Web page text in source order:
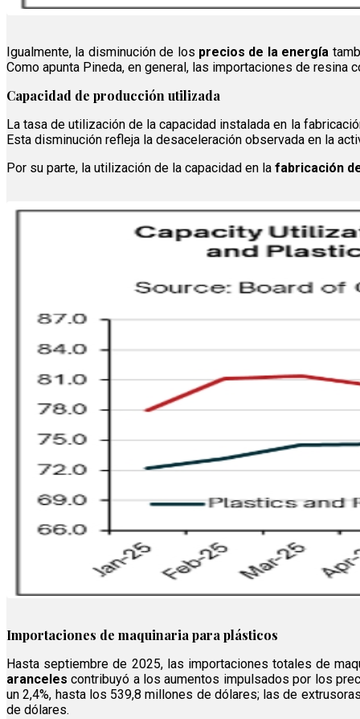
Igualmente, la disminución de los precios de la energía
Como apunta Pineda, en general, las importaciones de
Capacidad de producción utilizada
La tasa de utilización de la capacidad instalada en la
Esta disminución refleja la desaceleración observada en la
Por su parte, la utilización de la capacidad en la fabricación
Importaciones de maquinaria para plásticos
Hasta septiembre de 2025, las importaciones totales de
aranceles contribuyó a los aumentos impulsados ​​por los
un 2,4%, hasta los 539,8 millones de dólares; las de
de dólares.